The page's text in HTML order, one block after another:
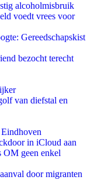
alcoholmisbruik
voedt vrees voor
Gereedschapskist
bezocht terecht
van diefstal en
in iCloud aan
OM geen enkel
door migranten